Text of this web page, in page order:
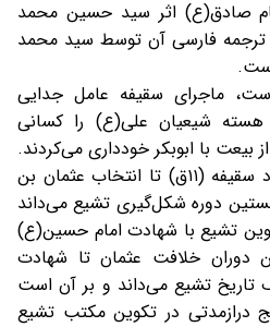
صادق(ع) اثر سید حسین محمد
ترجمه فارسی آن توسط سید محمد
ماجرای سقیفه عامل جدایی
هسته شیعیان علی(ع) را کسانی
بیعت با ابوبکر خودداری می‌کردند.
نویسنده، فاصله زمانی رویداد سقیفه (۱۱ق) تا انتخاب عثمان بن
(۲۴ ق) را نخستین دوره شکل‌گیری تشیع می‌داند
تشیع با شهادت امام حسین(ع)
دوران خلافت عثمان تا شهادت
تشیع می‌داند و بر آن است
درازمدتی در تکوین مکتب تشیع